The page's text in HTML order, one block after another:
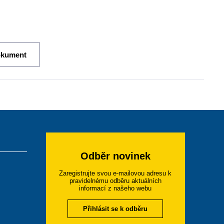
Odběr novinek
Zaregistrujte svou e-mailovou adresu k
pravidelnému odběru aktuálních
informací z našeho webu
Přihlásit se k odběru